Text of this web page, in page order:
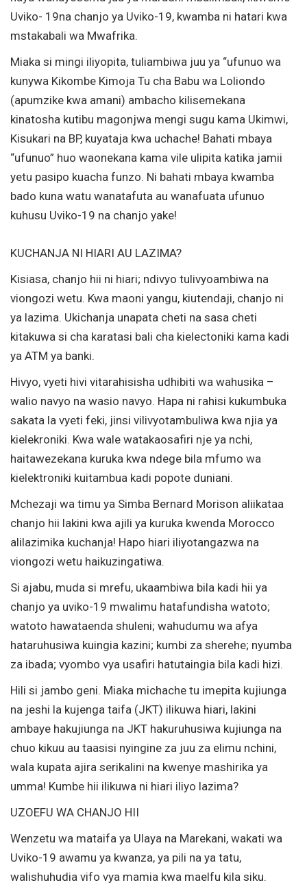
Uviko- 19na chanjo ya Uviko-19, kwamba ni hatari kwa
mstakabali wa Mwafrika.
Miaka si mingi iliyopita, tuliambiwa juu ya “ufunuo wa
kunywa Kikombe Kimoja Tu cha Babu wa Loliondo
(apumzike kwa amani) ambacho kilisemekana
kinatosha kutibu magonjwa mengi sugu kama Ukimwi,
Kisukari na BP, kuyataja kwa uchache! Bahati mbaya
“ufunuo” huo waonekana kama vile ulipita katika jamii
yetu pasipo kuacha funzo. Ni bahati mbaya kwamba
bado kuna watu wanatafuta au wanafuata ufunuo
kuhusu Uviko-19 na chanjo yake!
KUCHANJA NI HIARI AU LAZIMA?
Kisiasa, chanjo hii ni hiari; ndivyo tulivyoambiwa na
viongozi wetu. Kwa maoni yangu, kiutendaji, chanjo ni
ya lazima. Ukichanja unapata cheti na sasa cheti
kitakuwa si cha karatasi bali cha kielectoniki kama kadi
ya ATM ya banki.
Hivyo, vyeti hivi vitarahisisha udhibiti wa wahusika –
walio navyo na wasio navyo. Hapa ni rahisi kukumbuka
sakata la vyeti feki, jinsi vilivyotambuliwa kwa njia ya
kielekroniki. Kwa wale watakaosafiri nje ya nchi,
haitawezekana kuruka kwa ndege bila mfumo wa
kielektroniki kuitambua kadi popote duniani.
Mchezaji wa timu ya Simba Bernard Morison aliikataa
chanjo hii lakini kwa ajili ya kuruka kwenda Morocco
alilazimika kuchanja! Hapo hiari iliyotangazwa na
viongozi wetu haikuzingatiwa.
Si ajabu, muda si mrefu, ukaambiwa bila kadi hii ya
chanjo ya uviko-19 mwalimu hatafundisha watoto;
watoto hawataenda shuleni; wahudumu wa afya
hataruhusiwa kuingia kazini; kumbi za sherehe; nyumba
za ibada; vyombo vya usafiri hatutaingia bila kadi hizi.
Hili si jambo geni. Miaka michache tu imepita kujiunga
na jeshi la kujenga taifa (JKT) ilikuwa hiari, lakini
ambaye hakujiunga na JKT hakuruhusiwa kujiunga na
chuo kikuu au taasisi nyingine za juu za elimu nchini,
wala kupata ajira serikalini na kwenye mashirika ya
umma! Kumbe hii ilikuwa ni hiari iliyo lazima?
UZOEFU WA CHANJO HII
Wenzetu wa mataifa ya Ulaya na Marekani, wakati wa
Uviko-19 awamu ya kwanza, ya pili na ya tatu,
walishuhudia vifo vya mamia kwa maelfu kila siku.